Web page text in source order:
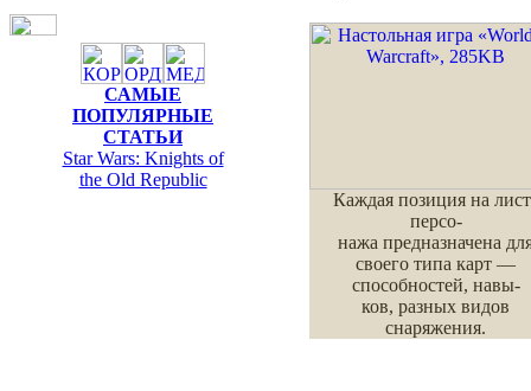
САМЫЕ
ПОПУЛЯРНЫЕ
СТАТЬИ
Star Wars: Knights of
the Old Republic
Каждая позиция на
персо-
нажа предназначена
своего типа карт —
способностей, навы-
ков, разных видов
снаряжения.